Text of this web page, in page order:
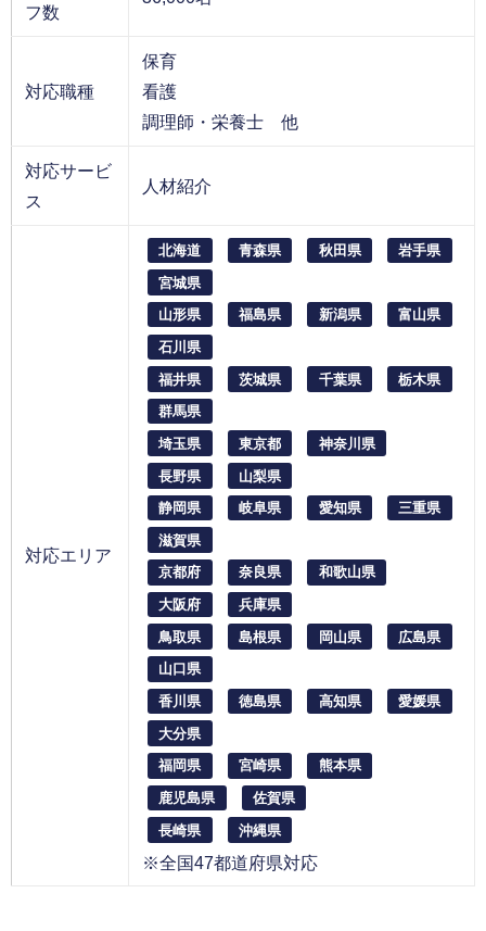
フ数
対応職種
保育
看護
調理師・栄養士 他
対応サービ
ス
人材紹介
対応エリア
北海道 青森県 秋田県 岩手県
宮城県
山形県 福島県 新潟県 富山県
石川県
福井県 茨城県 千葉県 栃木県
群馬県
埼玉県 東京都 神奈川県
長野県 山梨県
静岡県 岐阜県 愛知県 三重県
滋賀県
京都府 奈良県 和歌山県
大阪府 兵庫県
鳥取県 島根県 岡山県 広島県
山口県
香川県 徳島県 高知県 愛媛県
大分県
福岡県 宮崎県 熊本県
鹿児島県 佐賀県
長崎県 沖縄県
※全国47都道府県対応